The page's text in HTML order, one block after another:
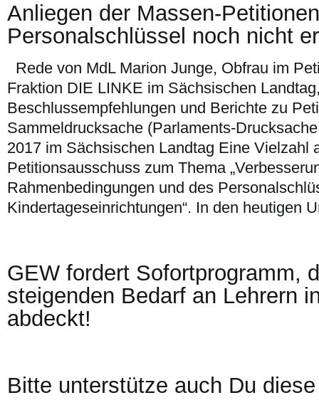
Anliegen der Massen-
Personalschlüssel noch nicht
Rede von MdL Marion Junge, Obfrau im
Fraktion DIE LINKE im Sächsischen
Beschlussempfehlungen und Berichte zu
Sammeldrucksache (Parlaments-
2017 im Sächsischen Landtag Eine Vielzahl
Petitionsausschuss zum Thema
Rahmenbedingungen und des
Kindertageseinrichtungen“. In den heutigen
GEW fordert Sofortprogramm,
steigenden Bedarf an Lehrern
abdeckt!
Bitte unterstütze auch Du